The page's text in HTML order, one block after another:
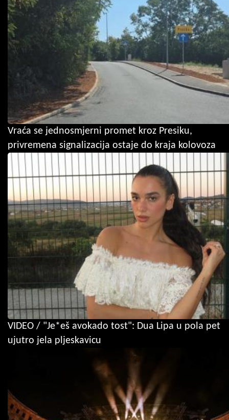
Vraća se jednosmjerni promet kroz Presiku,
privremena signalizacija ostaje do kraja kolovoza
VIDEO / "Je*eš avokado tost": Dua Lipa u pola pet
ujutro jela pljeskavicu